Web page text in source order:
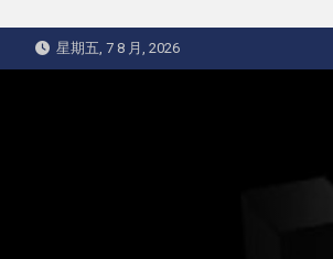
to
星期五, 7 8 月, 2026